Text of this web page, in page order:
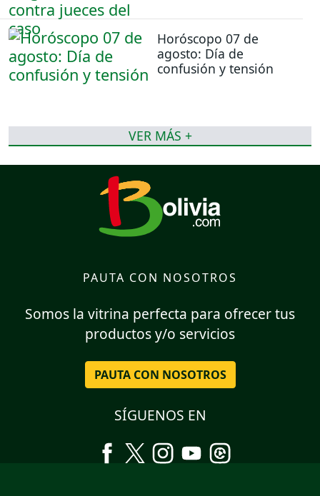
Horóscopo 07 de
agosto: Día de
confusión y tensión
VER MÁS +
PAUTA CON NOSOTROS
Somos la vitrina perfecta para ofrecer tus
productos y/o servicios
PAUTA CON NOSOTROS
SÍGUENOS EN